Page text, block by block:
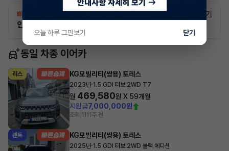
빠른승계
서비스
인증 차량으로 승계하는 이유?
자세히 보기
동일 차종 이어카
리스 KG모빌리티(쌍용) 토레스
2023년·1.5 GDI 터보 2WD T7
월 469,580원 X 59개월
지원금7,000,000원
조회 111 1주 전
렌트 KG모빌리티(쌍용) 토레스
2025년·1.5 GDI 터보 2WD 블랙 에디션
오늘 하루 그만보기 닫기